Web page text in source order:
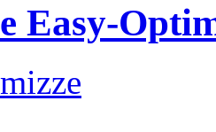
Easy-